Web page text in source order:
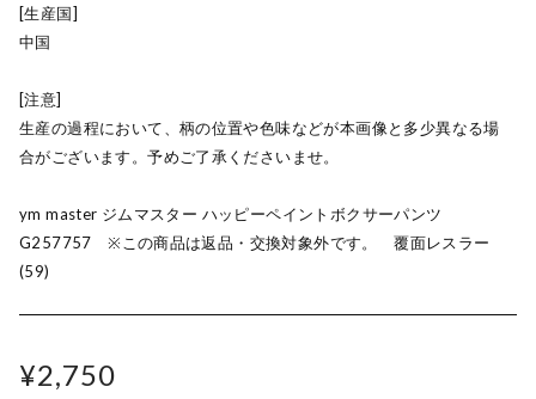
[生産国]
中国
[注意]
生産の過程において、柄の位置や色味などが本画像と多少異なる場
合がございます。予めご了承くださいませ。
ym master ジムマスター ハッピーペイントボクサーパンツ
G257757 ※この商品は返品・交換対象外です。 覆面レスラー
(59)
¥2,750